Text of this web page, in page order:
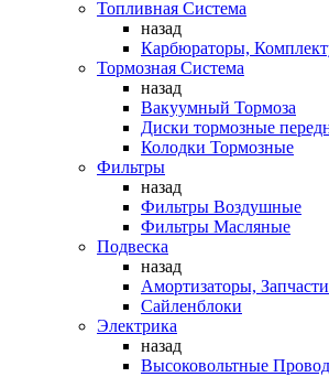
Топливная Система
назад
Карбюраторы,
Тормозная Система
назад
Вакуумный Тормоза
Диски тормозные
Колодки Тормозные
Фильтры
назад
Фильтры Воздушные
Фильтры Масляные
Подвеска
назад
Амортизаторы,
Сайленблоки
Электрика
назад
Высоковольтные